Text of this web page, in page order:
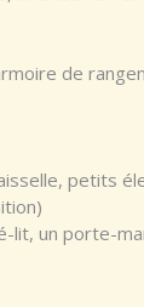
de
petits
lit, un porte-